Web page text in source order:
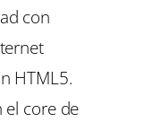
con
HTML5.
el core de